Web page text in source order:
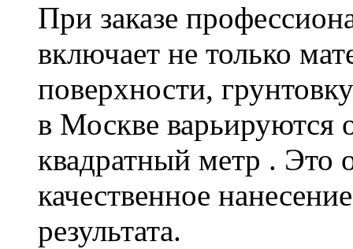
При заказе
включает не только
поверхности,
в Москве варьируются
квадратный метр . Это
качественное
результата.